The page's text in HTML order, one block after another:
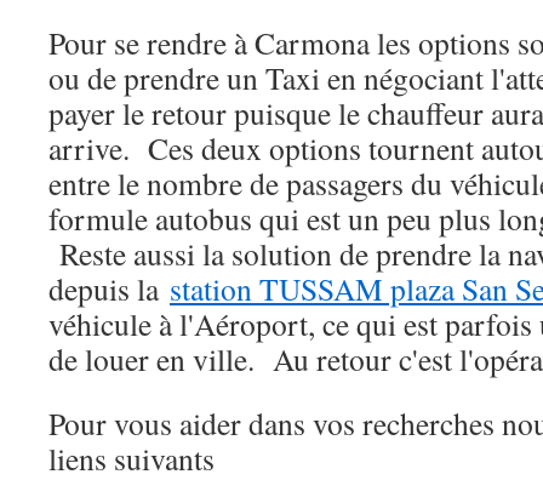
Pour se rendre à Carmona les options
ou de prendre un Taxi en négociant
payer le retour puisque le chauffeur
arrive. Ces deux options tournent
entre le nombre de passagers du
formule autobus qui est un peu plus
Reste aussi la solution de prendre la
depuis la station TUSSAM plaza San
véhicule à l'Aéroport, ce qui est parfois
de louer en ville. Au retour c'est
Pour vous aider dans vos recherches
liens suivants